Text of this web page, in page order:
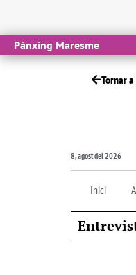
Pànxing Maresme
Tornar
8, agost del 2026
Inici